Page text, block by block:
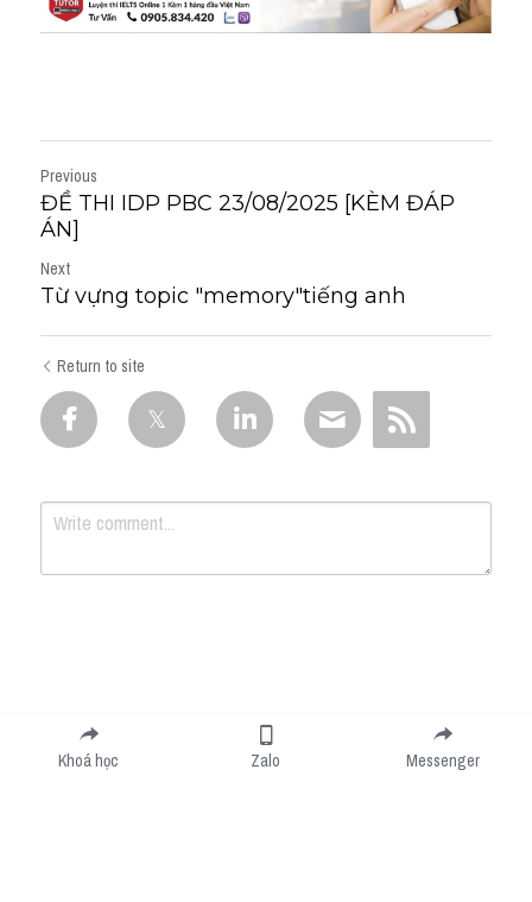
Previous
ĐỀ THI IDP PBC 23/08/2025 [KÈM ĐÁP
ÁN]
Next
Từ vựng topic "memory"tiếng anh
Return to site
Submit
Khoá học Zalo Messenger